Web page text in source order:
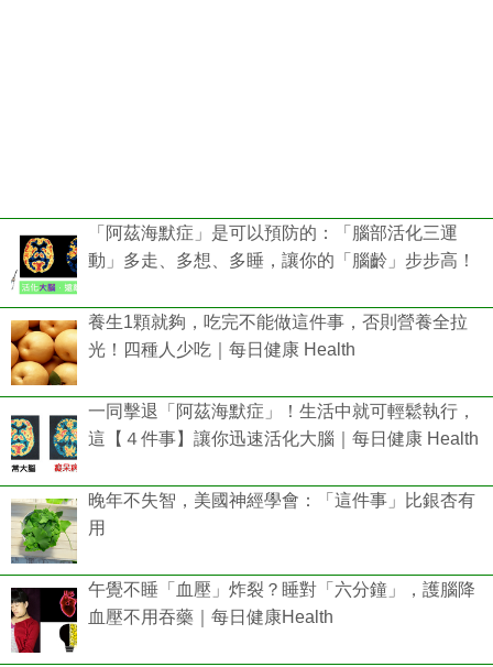
「阿茲海默症」是可以預防的：「腦部活化三運
動」多走、多想、多睡，讓你的「腦齡」步步高！
養生1顆就夠，吃完不能做這件事，否則營養全拉
光！四種人少吃｜每日健康 Health
一同擊退「阿茲海默症」！生活中就可輕鬆執行，
這【４件事】讓你迅速活化大腦｜每日健康 Health
晚年不失智，美國神經學會：「這件事」比銀杏有
用
午覺不睡「血壓」炸裂？睡對「六分鐘」，護腦降
血壓不用吞藥｜每日健康Health